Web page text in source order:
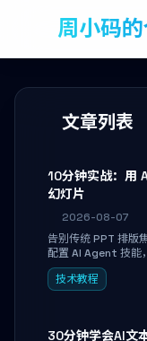
周小码
文章列表
10分钟实战：用
幻灯片
2026-08-07
告别传统 PPT 排版
配置 AI Agent 技能
容自动转为带高级
运行时的 HTML 幻
技术教程
30分钟学会AI文